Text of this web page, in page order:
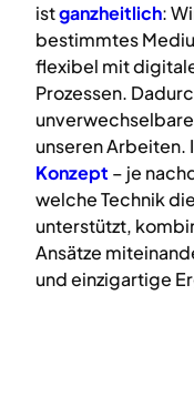
istganzheitlich:
bestimmtes
flexibel mit
Prozessen.
unseren Arbeiten.
Konzept – je
welche Technik
unterstützt,
Ansätze
und einzigartige